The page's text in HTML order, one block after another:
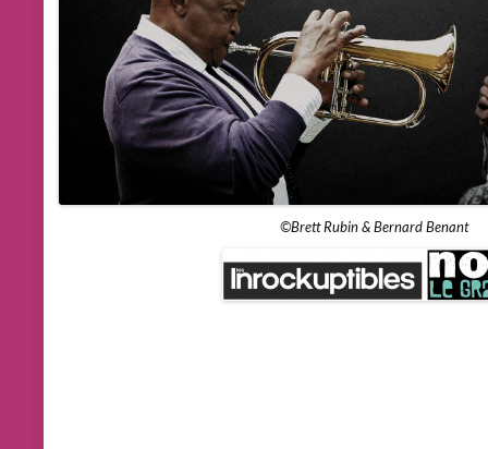
©Brett Rubin & Bernard Benant